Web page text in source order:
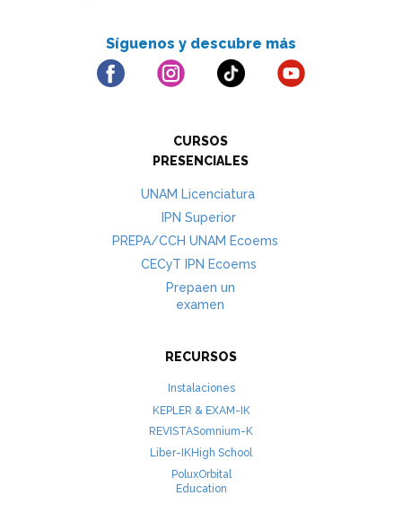
Síguenos y d​​escubre más
CURSOS
PRESENCIALES
UNAM Licenciatura
IPN Superior
PREPA/CCH UNAM Ecoems
CECyT IPN Ecoems
Prepaen un
examen
RECURSOS
Instalaciones
KEPLER & EXAM-IK
REVISTASomnium-K
Liber-IKHigh School
PoluxOrbital
Education